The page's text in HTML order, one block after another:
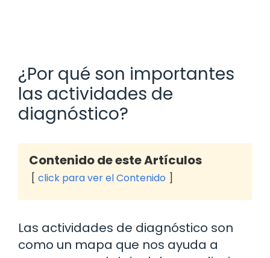
¿Por qué son importantes
las actividades de
diagnóstico?
Contenido de este Artículos
click para ver el Contenido
Las actividades de diagnóstico son
como un mapa que nos ayuda a